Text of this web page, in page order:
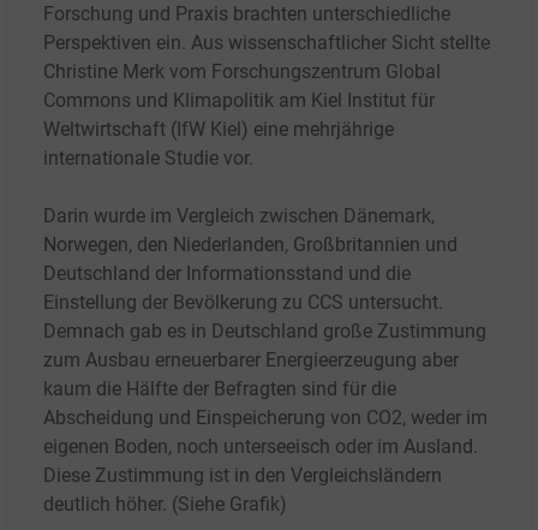
Forschung und Praxis brachten unterschiedliche
Perspektiven ein. Aus wissenschaftlicher Sicht stellte
Christine Merk vom Forschungszentrum Global
Commons und Klimapolitik am Kiel Institut für
Weltwirtschaft (IfW Kiel) eine mehrjährige
internationale Studie vor.
Darin wurde im Vergleich zwischen Dänemark,
Norwegen, den Niederlanden, Großbritannien und
Deutschland der Informationsstand und die
Einstellung der Bevölkerung zu CCS untersucht.
Demnach gab es in Deutschland große Zustimmung
zum Ausbau erneuerbarer Energieerzeugung aber
kaum die Hälfte der Befragten sind für die
Abscheidung und Einspeicherung von CO2, weder im
eigenen Boden, noch unterseeisch oder im Ausland.
Diese Zustimmung ist in den Vergleichsländern
deutlich höher. (Siehe Grafik)